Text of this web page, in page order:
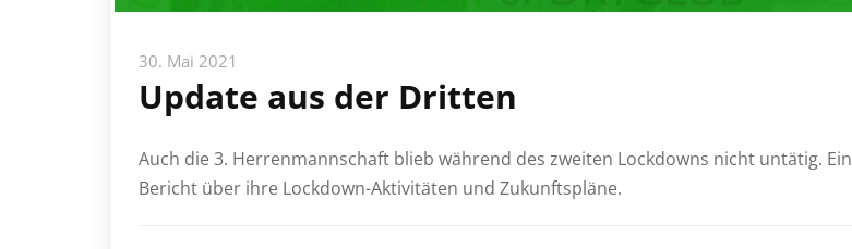
30. Mai 2021
Update aus der Dritten
Auch die 3. Herrenmannschaft blieb während des zweiten Lockdowns nicht untätig. Ein
Bericht über ihre Lockdown-Aktivitäten und Zukunftspläne.